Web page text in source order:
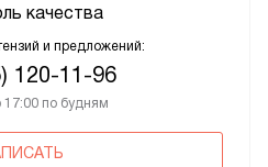
качества
и предложений:
120-11-96
17:00 по будням